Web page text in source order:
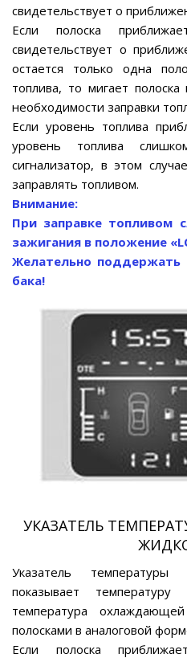
свидетельствует о
Если полоска
свидетельствует о
остается только одна
топлива, то мигает
необходимости заправки
Если уровень топлива
уровень топлива
сигнализатор, в этом
заправлять топливом.
Внимание:
При заправке топливом
зажигания в положение
Желательно поддержать
бака!
УКАЗАТЕЛЬ
Указатель
показывает
температура
полосками в аналоговой
Если полоска